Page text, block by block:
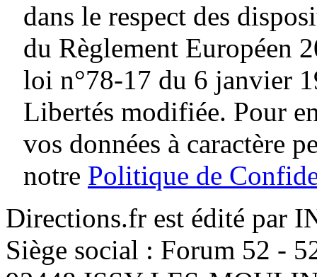
dans le respect des
du Règlement Européen
loi n°78-17 du 6 janvier
Libertés modifiée. Pour
vos données à caractère
notre Politique de
Directions.fr est édité par
Siège social : Forum 52 -